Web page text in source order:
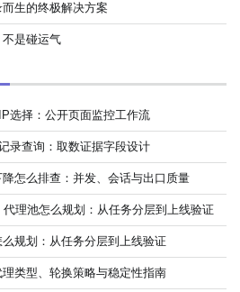
生的终极解决方案
是碰运气
选择：公开页面监控工作流
录查询：取数证据字段设计
怎么排查：并发、会话与出口质量
理池怎么规划：从任务分层到上线验证
规划：从任务分层到上线验证
类型、轮换策略与稳定性指南